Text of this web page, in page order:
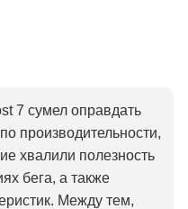
7 сумел оправдать
производительности,
хвалили полезность
бега, а также
Между тем,